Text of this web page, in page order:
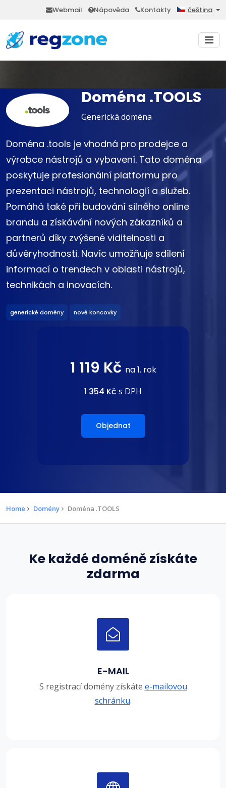
Webmail Nápověda Kontakty čeština
Doména .TOOLS
Generická doména
Doména .tools je vhodná pro prodejce a
výrobce nástrojů a vybavení. Tato doména
poskytuje profesionální platformu pro
prezentaci nástrojů, technologií a služeb.
Pomáhá také při budování silného online
brandu a získávání nových zákazníků a
partnerů díky zvýšené viditelnosti a
důvěryhodnosti. Navíc umožňuje sdílení
informací o trendech v oblasti nástrojů,
technikách a inovacích.
generické domény nové koncovky
1 119 Kč na 1. rok
1 354 Kč s DPH
Objednat
Home Domény Doména .TOOLS
Ke každé doméně získáte
zdarma
E-MAIL
S registrací domény získáte e-mailovou
schránku.